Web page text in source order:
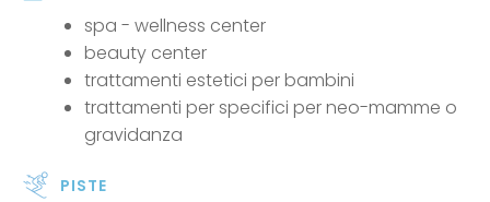
spa - wellness center
beauty center
trattamenti estetici per bambini
trattamenti per specifici per neo-mamme o
gravidanza
PISTE